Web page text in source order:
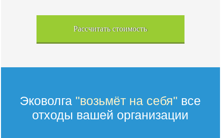
Рассчитать стоимость
Эковолга "возьмёт на себя" все
отходы вашей организации